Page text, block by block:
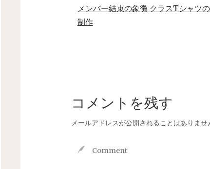
メンバー結束の象徴 クラスTシャツの
制作
コメントを残す
メールアドレスが公開されることはありませ